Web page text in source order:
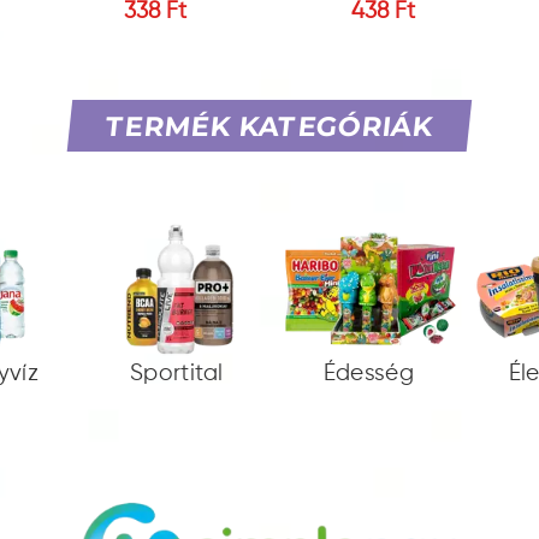
338 Ft 438 Ft
TERMÉK KATEGÓRIÁK
Sportital Édesség